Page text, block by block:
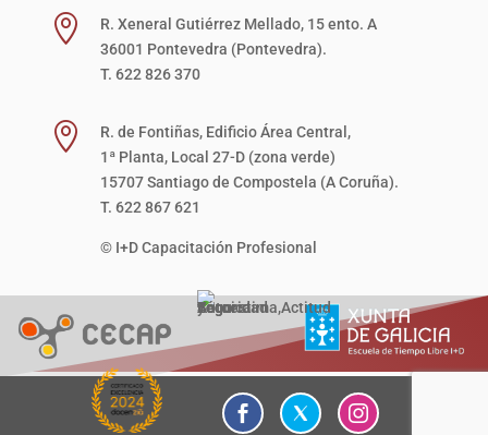

R. Xeneral Gutiérrez Mellado, 15 ento. A
36001 Pontevedra (Pontevedra).
T. 622 826 370

R. de Fontiñas, Edificio Área Central,
1ª Planta, Local 27-D (zona verde)
15707 Santiago de Compostela (A Coruña).
T. 622 867 621
© I+D Capacitación Profesional
 